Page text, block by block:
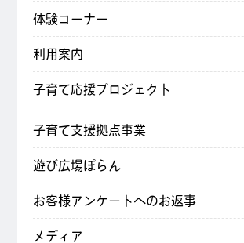
体験コーナー
利用案内
子育て応援プロジェクト
子育て支援拠点事業
遊び広場ぽらん
お客様アンケートへのお返事
メディア